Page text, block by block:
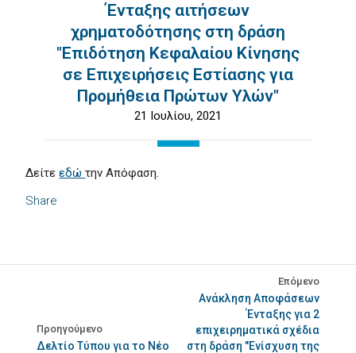
Ένταξης αιτήσεων
χρηματοδότησης στη δράση
"Επιδότηση Κεφαλαίου Κίνησης
σε Επιχειρήσεις Εστίασης για
Προμήθεια Πρώτων Υλών"
21 Ιουλίου, 2021
Share
Δείτεεδώτην Απόφαση.
Προηγούμενο
Δελτίο Τύπου για το Νέο
Επόμενο
Ανάκληση Αποφάσεων
Ένταξης για 2
επιχειρηματικά σχέδια
στη δράση "Ενίσχυση της